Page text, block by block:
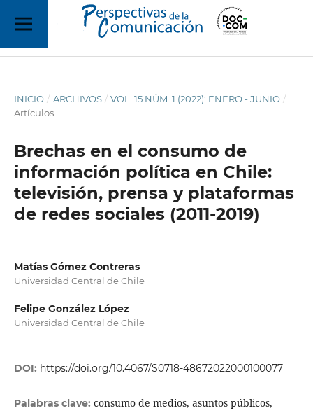
INICIO / ARCHIVOS / VOL. 15 NÚM. 1 (2022): ENERO - JUNIO /
Artículos
Brechas en el consumo de
información política en Chile:
televisión, prensa y plataformas
de redes sociales (2011-2019)
Matías Gómez Contreras
Universidad Central de Chile
Felipe González López
Universidad Central de Chile
DOI: https://doi.org/10.4067/S0718-48672022000100077
Palabras clave: consumo de medios, asuntos públicos,